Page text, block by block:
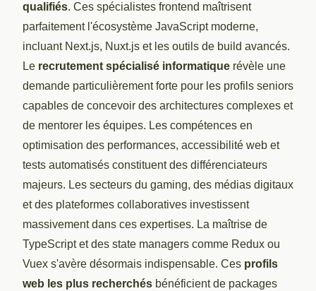
qualifiés. Ces spécialistes frontend maîtrisent
parfaitement l'écosystème JavaScript moderne,
incluant Next.js, Nuxt.js et les outils de build avancés.
Le recrutement spécialisé informatique révèle une
demande particulièrement forte pour les profils seniors
capables de concevoir des architectures complexes et
de mentorer les équipes. Les compétences en
optimisation des performances, accessibilité web et
tests automatisés constituent des différenciateurs
majeurs. Les secteurs du gaming, des médias digitaux
et des plateformes collaboratives investissent
massivement dans ces expertises. La maîtrise de
TypeScript et des state managers comme Redux ou
Vuex s'avère désormais indispensable. Ces profils
web les plus recherchés bénéficient de packages